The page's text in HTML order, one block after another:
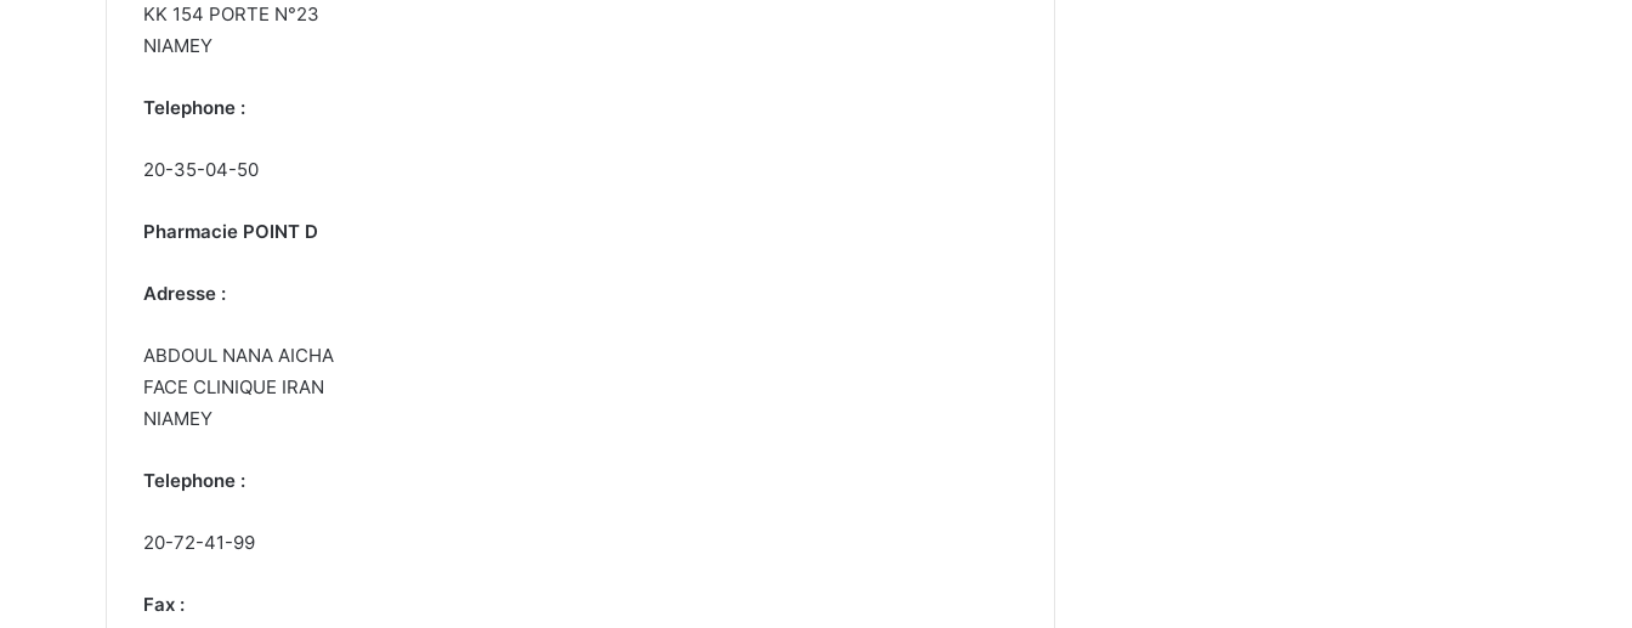
KK 154 PORTE N°23
NIAMEY
Telephone :
20-35-04-50
Pharmacie POINT D
Adresse :
ABDOUL NANA AICHA
FACE CLINIQUE IRAN
NIAMEY
Telephone :
20-72-41-99
Fax :